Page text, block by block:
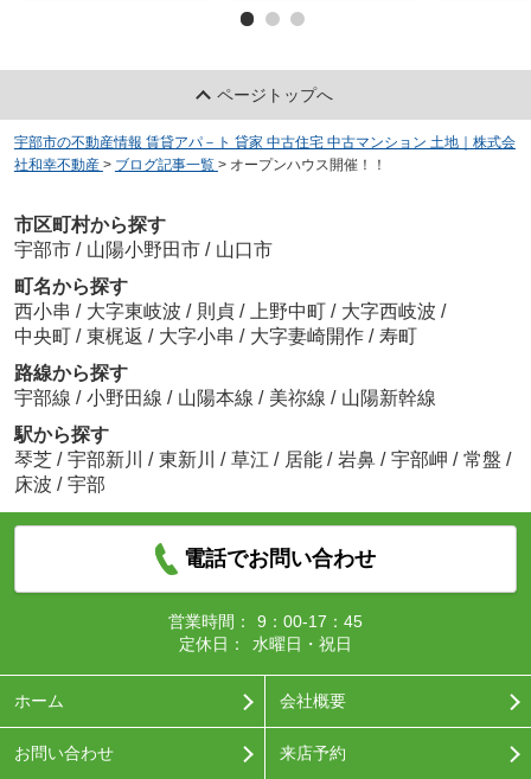
ページトップへ
宇部市の不動産情報 賃貸アパ－ト 貸家 中古住宅 中古マンション 土地｜株式会
社和幸不動産 > ブログ記事一覧 > オープンハウス開催！！
市区町村から探す
宇部市 / 山陽小野田市 / 山口市
町名から探す
西小串 / 大字東岐波 / 則貞 / 上野中町 / 大字西岐波 /
中央町 / 東梶返 / 大字小串 / 大字妻崎開作 / 寿町
路線から探す
宇部線 / 小野田線 / 山陽本線 / 美祢線 / 山陽新幹線
駅から探す
琴芝 / 宇部新川 / 東新川 / 草江 / 居能 / 岩鼻 / 宇部岬 / 常盤 /
床波 / 宇部
電話でお問い合わせ
営業時間：
9：00-17：45
定休日：
水曜日・祝日
ホーム 会社概要
お問い合わせ 来店予約